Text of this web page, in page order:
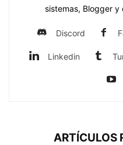
sistemas, Blogger y
Discord
Linkedin
ARTÍCULOS